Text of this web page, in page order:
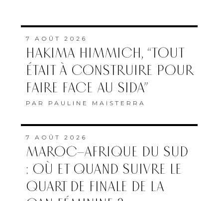
7 AOÛT 2026
HAKIMA HIMMICH, “TOUT
ÉTAIT À CONSTRUIRE POUR
FAIRE FACE AU SIDA”
PAR PAULINE MAISTERRA
7 AOÛT 2026
MAROC–AFRIQUE DU SUD
: OÙ ET QUAND SUIVRE LE
QUART DE FINALE DE LA